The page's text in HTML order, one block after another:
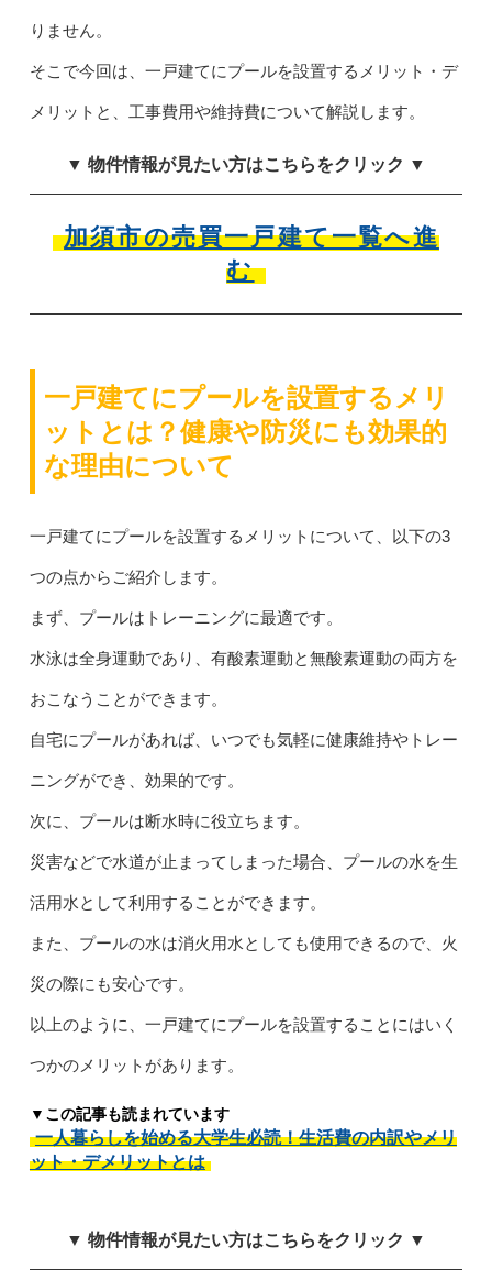
りません。
そこで今回は、一戸建てにプールを設置するメリット・デ
メリットと、工事費用や維持費について解説します。
▼ 物件情報が見たい方はこちらをクリック ▼
加須市の売買一戸建て一覧へ進
む
一戸建てにプールを設置するメリ
ットとは？健康や防災にも効果的
な理由について
一戸建てにプールを設置するメリットについて、以下の3
つの点からご紹介します。
まず、プールはトレーニングに最適です。
水泳は全身運動であり、有酸素運動と無酸素運動の両方を
おこなうことができます。
自宅にプールがあれば、いつでも気軽に健康維持やトレー
ニングができ、効果的です。
次に、プールは断水時に役立ちます。
災害などで水道が止まってしまった場合、プールの水を生
活用水として利用することができます。
また、プールの水は消火用水としても使用できるので、火
災の際にも安心です。
以上のように、一戸建てにプールを設置することにはいく
つかのメリットがあります。
▼この記事も読まれています
一人暮らしを始める大学生必読！生活費の内訳やメリ
ット・デメリットとは
▼ 物件情報が見たい方はこちらをクリック ▼